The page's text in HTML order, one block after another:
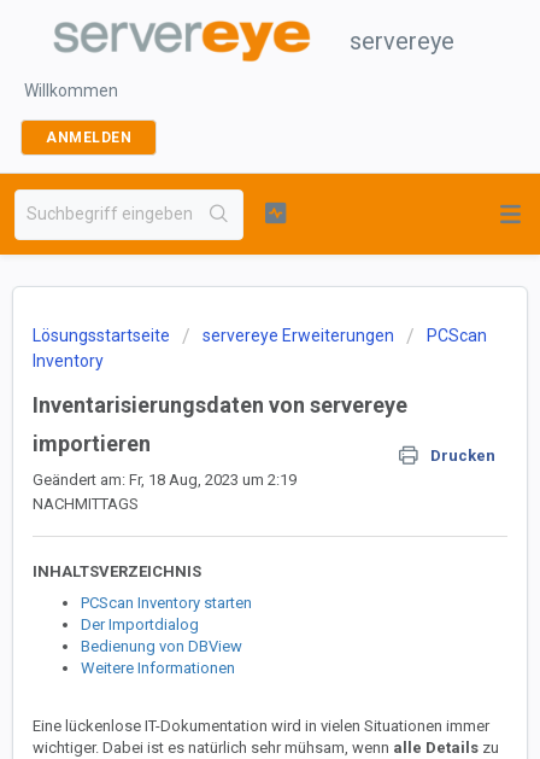
servereye
Willkommen
ANMELDEN
Lösungsstartseite servereye Erweiterungen
PCScan
Inventory
Inventarisierungsdaten von servereye
importieren
Drucken
Geändert am: Fr, 18 Aug, 2023 um 2:19
NACHMITTAGS
INHALTSVERZEICHNIS
PCScan Inventory starten
Der Importdialog
Bedienung von DBView
Weitere Informationen
Eine lückenlose IT-Dokumentation wird in vielen Situationen immer
wichtiger. Dabei ist es natürlich sehr mühsam, wenn alle Details zu